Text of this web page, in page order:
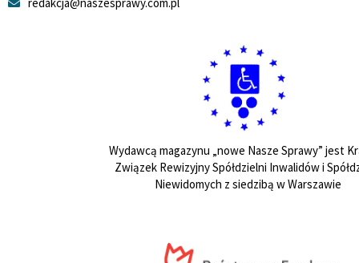
redakcja@naszesprawy.com.pl
Wydawcą magazynu „nowe Nasze Sprawy” jest
Związek Rewizyjny Spółdzielni Inwalidów i
Niewidomych z siedzibą w Warszawie